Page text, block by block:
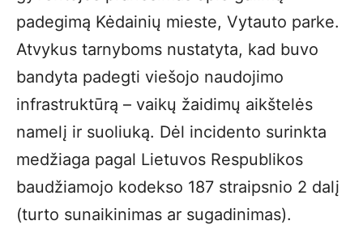
padegimą Kėdainių mieste, Vytauto parke.
Atvykus tarnyboms nustatyta, kad buvo
bandyta padegti viešojo naudojimo
infrastruktūrą – vaikų žaidimų aikštelės
namelį ir suoliuką. Dėl incidento surinkta
medžiaga pagal Lietuvos Respublikos
baudžiamojo kodekso 187 straipsnio 2 dalį
(turto sunaikinimas ar sugadinimas).